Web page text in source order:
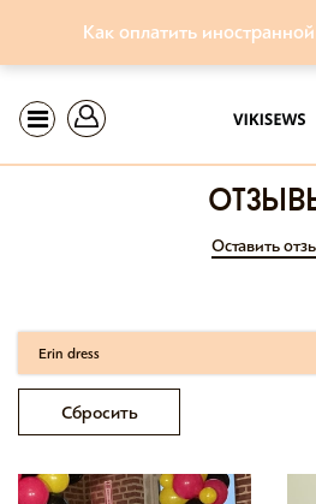
Как оплатить
Оставить
Erin dress
Сбросить